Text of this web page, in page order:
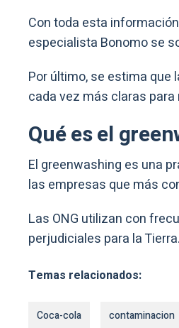
Con toda esta
especialista Bonomo se
Por último, se estima que
cada vez más claras
Qué es el
El greenwashing es una
las empresas que más
Las ONG utilizan con
perjudiciales para la Tierra.
Temas relacionados:
Coca-cola contaminacion